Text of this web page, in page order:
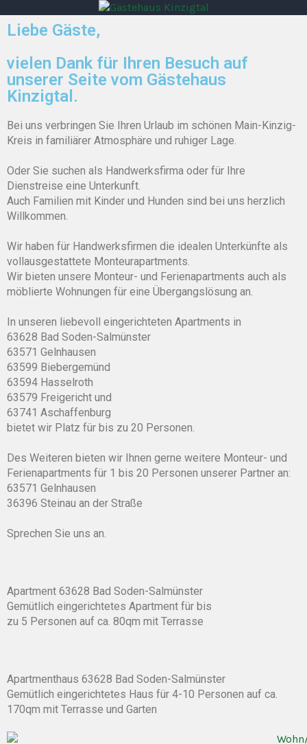
Gästehaus Kinzigtal
Liebe Gäste,
vielen Dank für Ihren Besuch auf
unserer Seite vom Gästehaus
Kinzigtal.
Bei uns verbringen Sie Ihren Urlaub im schönen Main-Kinzig-
Kreis in familiärer Atmosphäre und ruhiger Lage.
Oder Sie suchen als Handwerksfirma oder für Ihre
Dienstreise eine Unterkunft.
Auch Familien mit Kinder und Hunden sind bei uns herzlich
Willkommen.
Wir haben für Handwerksfirmen die idealen Unterkünfte als
vollausgestattete Monteurapartments.
Wir bieten unsere Monteur- und Ferienapartments auch als
möblierte Wohnungen für eine Übergangslösung an.
In unseren liebevoll eingerichteten Apartments in
63628 Bad Soden-Salmünster
63571 Gelnhausen
63599 Biebergemünd
63594 Hasselroth
63579 Freigericht und
63741 Aschaffenburg
bietet wir Platz für bis zu 20 Personen.
Des Weiteren bieten wir Ihnen gerne weitere Monteur- und
Ferienapartments für 1 bis 20 Personen unserer Partner an:
63571 Gelnhausen
36396 Steinau an der Straße
Sprechen Sie uns an.
Apartment 63628 Bad Soden-Salmünster
Gemütlich eingerichtetes Apartment für bis
zu 5 Personen auf ca. 80qm mit Terrasse
Apartmenthaus 63628 Bad Soden-Salmünster
Gemütlich eingerichtetes Haus für 4-10 Personen auf ca.
170qm mit Terrasse und Garten